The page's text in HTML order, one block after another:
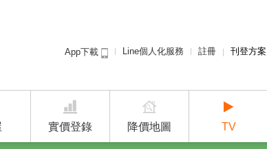
App下載 Line個人化服務 註冊 刊登方案
賣屋刊登
廣告刊登
實價登錄 降價地圖 TV